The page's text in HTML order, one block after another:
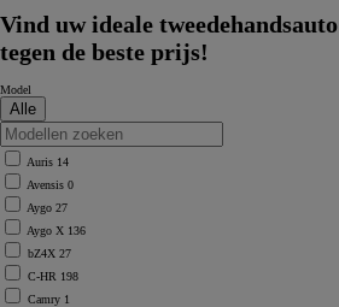
Vind uw ideale tweedehandsauto
tegen de beste prijs!
Model
Auris 14
Avensis 0
Aygo 27
Aygo X 136
bZ4X 27
C-HR 198
Camry 1